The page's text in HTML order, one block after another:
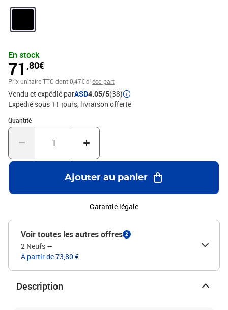
En stock
71 ,80€
Prix unitaire TTC dont 0,47€ d'éco-part
Vendu et expédié parASD4.05/5(38)
Expédié sous 11 jours livraison offerte
Quantité
Quantité : 1
Ajouter au panier
Garantie légale
Voir toutes les autres offres 2
2 Neufs —
À partir de 73,80 €
Description